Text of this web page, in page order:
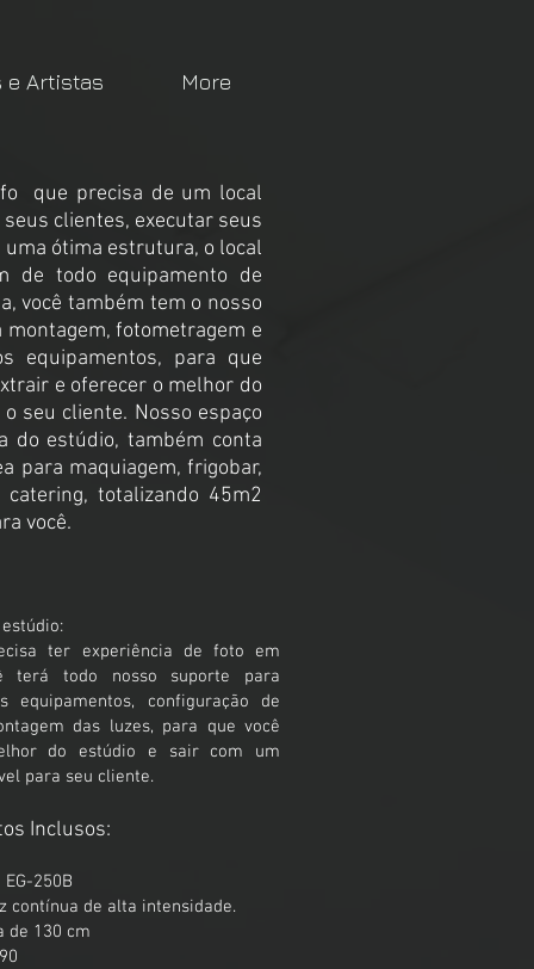
e Artistas More
que precisa de um local
clientes, executar seus
ótima estrutura, o local
de todo equipamento de
você também tem o nosso
fotometragem e
equipamentos, para que
e oferecer o melhor do
seu cliente. Nosso espaço
do estúdio, também conta
para maquiagem, frigobar,
catering, totalizando 45m2
voc​ê.
ter experiência de foto em
terá todo nosso suporte para
equipamentos, configuração de
das luzes, para que você
do estúdio e sair com um
para seu cliente.
Inclusos:
250B
contínua de alta intensidade.
de 130 cm